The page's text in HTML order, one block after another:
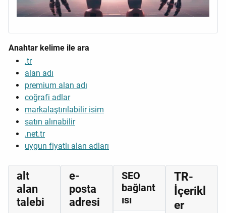
Anahtar kelime ile ara
.tr
alan adı
premium alan adı
coğrafi adlar
markalaştırılabilir isim
satın alınabilir
.net.tr
uygun fiyatlı alan adları
alt
alan
talebi
e-
posta
adresi
SEO
bağlant
ısı
TR-
İçerikl
er